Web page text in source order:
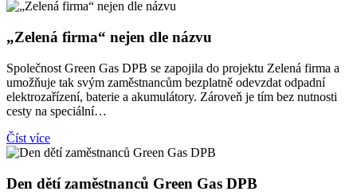
„Zelená firma“ nejen dle názvu
Společnost Green Gas DPB se zapojila do projektu Zelená firma a
umožňuje tak svým zaměstnancům bezplatně odevzdat odpadní
elektrozařízení, baterie a akumulátory. Zároveň je tím bez nutnosti
cesty na speciální…
Číst více
Den dětí zaměstnanců Green Gas DPB